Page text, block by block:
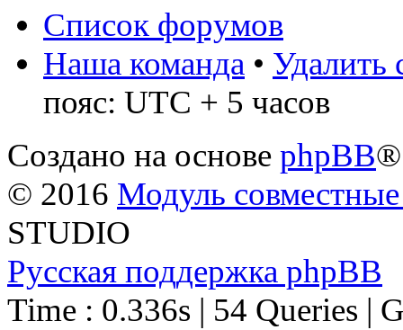
Список форумов
Наша команда • Удалить
пояс: UTC + 5 часов
Создано на основе phpBB®
© 2016 Модуль
STUDIO
Русская поддержка phpBB
Time : 0.336s | 54 Queries |